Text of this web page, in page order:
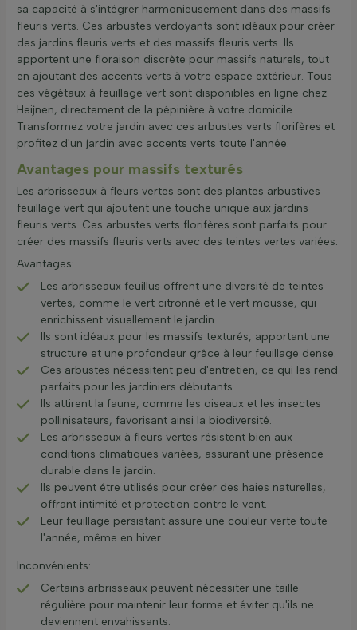
sa capacité à s'intégrer harmonieusement dans des massifs
fleuris verts. Ces arbustes verdoyants sont idéaux pour créer
des jardins fleuris verts et des massifs fleuris verts. Ils
apportent une floraison discrète pour massifs naturels, tout
en ajoutant des accents verts à votre espace extérieur. Tous
ces végétaux à feuillage vert sont disponibles en ligne chez
Heijnen, directement de la pépinière à votre domicile.
Transformez votre jardin avec ces arbustes verts florifères et
profitez d'un jardin avec accents verts toute l'année.
Avantages pour massifs texturés
Les arbrisseaux à fleurs vertes sont des plantes arbustives
feuillage vert qui ajoutent une touche unique aux jardins
fleuris verts. Ces arbustes verts florifères sont parfaits pour
créer des massifs fleuris verts avec des teintes vertes variées.
Avantages:
Les arbrisseaux feuillus offrent une diversité de teintes
vertes, comme le vert citronné et le vert mousse, qui
enrichissent visuellement le jardin.
Ils sont idéaux pour les massifs texturés, apportant une
structure et une profondeur grâce à leur feuillage dense.
Ces arbustes nécessitent peu d'entretien, ce qui les rend
parfaits pour les jardiniers débutants.
Ils attirent la faune, comme les oiseaux et les insectes
pollinisateurs, favorisant ainsi la biodiversité.
Les arbrisseaux à fleurs vertes résistent bien aux
conditions climatiques variées, assurant une présence
durable dans le jardin.
Ils peuvent être utilisés pour créer des haies naturelles,
offrant intimité et protection contre le vent.
Leur feuillage persistant assure une couleur verte toute
l'année, même en hiver.
Inconvénients:
Certains arbrisseaux peuvent nécessiter une taille
régulière pour maintenir leur forme et éviter qu'ils ne
deviennent envahissants.